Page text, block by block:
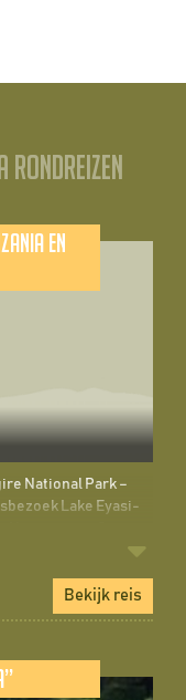
rondreizen
en
National Park –
Lake Eyasi-
Park – Grote kans
Bekijk reis